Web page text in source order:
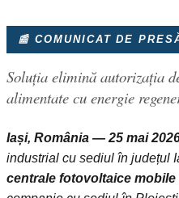
📰 COMUNICAT DE
Soluția elimină autorizația
alimentate cu energie
Iași, România — 25 mai
industrial cu sediul în județul
centrale fotovoltaice mobile